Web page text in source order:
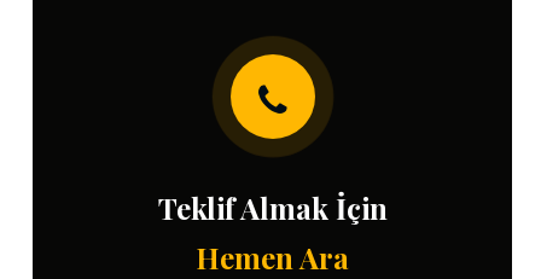
Teklif Almak İçin
Hemen Ara